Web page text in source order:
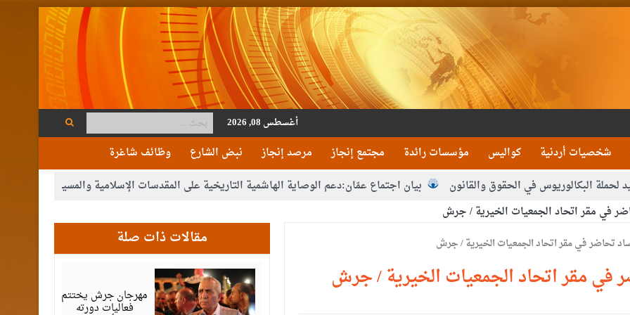
أغسطس 08, 2026
شخصيات أردنية كواليس مؤسسات رائدة مجتمع إنجاز مرصد إنجاز نبض الشارع وظائف شاغرة
في الحقوق والقانون بيان اجتماع عمّان:دعم الوصاية الهاشمية التاريخية على المقدسات الإسلامية والمسيحية
من التوفيق
في مقر اتحاد الجمعيات الخيرية / جرش
في مقر اتحاد الجمعيات الخيرية / جرش
مقالات ذات صلة
مهرجان جرش يختتم
فعاليات دورته